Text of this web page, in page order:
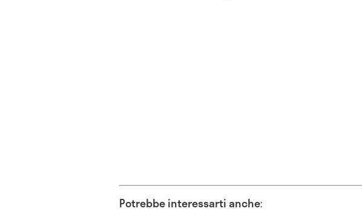
Potrebbe interessarti anche: